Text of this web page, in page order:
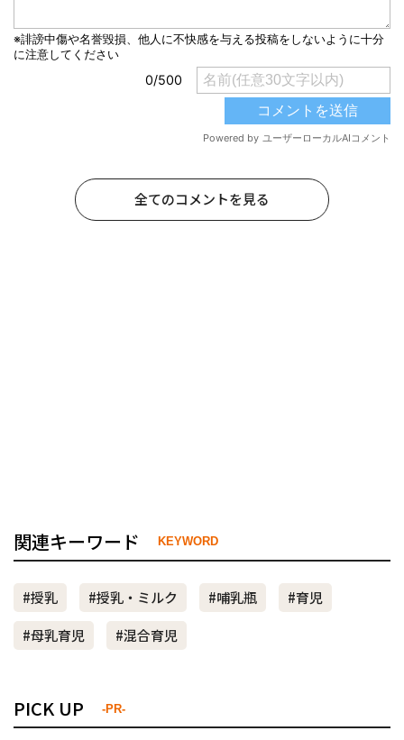
全てのコメントを見る
関連キーワード KEYWORD
#授乳 #授乳・ミルク #哺乳瓶
#育児
#母乳育児
#混合育児
PICK UP -PR-